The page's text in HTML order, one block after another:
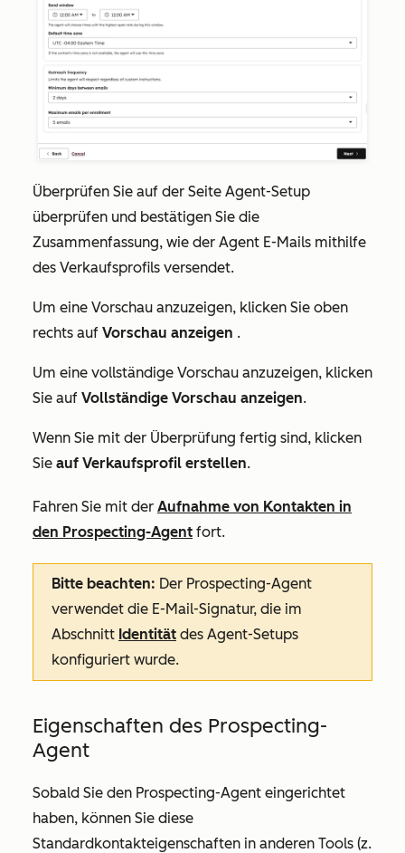
Überprüfen Sie auf der Seite Agent-Setup
überprüfen und bestätigen Sie die
Zusammenfassung, wie der Agent E-Mails mithilfe
des Verkaufsprofils versendet.
Um eine Vorschau anzuzeigen, klicken Sie oben
rechts auf Vorschau anzeigen .
Um eine vollständige Vorschau anzuzeigen, klicken
Sie auf Vollständige Vorschau anzeigen.
Wenn Sie mit der Überprüfung fertig sind, klicken
Sie auf Verkaufsprofil erstellen.
Fahren Sie mit der Aufnahme von Kontakten in
den Prospecting-Agent fort.
Bitte beachten: Der Prospecting-Agent
verwendet die E-Mail-Signatur, die im
Abschnitt Identität des Agent-Setups
konfiguriert wurde.
Eigenschaften des Prospecting-
Agent
Sobald Sie den Prospecting-Agent eingerichtet
haben, können Sie diese
Standardkontakteigenschaften in anderen Tools (z.